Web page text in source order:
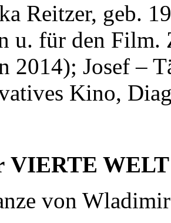
Reitzer, geb.
u. für den Film.
2014); Josef –
Kino,
VIERTE
von